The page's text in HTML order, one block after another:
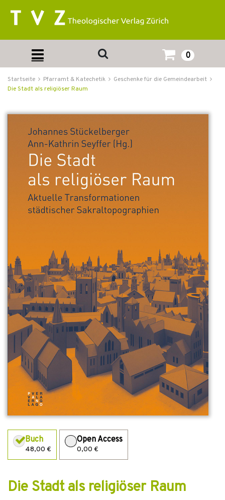
0
Startseite Pfarramt & Katechetik
Geschenke für die Gemeindearbeit
Die Stadt als religiöser Raum
Buch
48,00 €
Open Access
0,00 €
Die Stadt als religiöser Raum